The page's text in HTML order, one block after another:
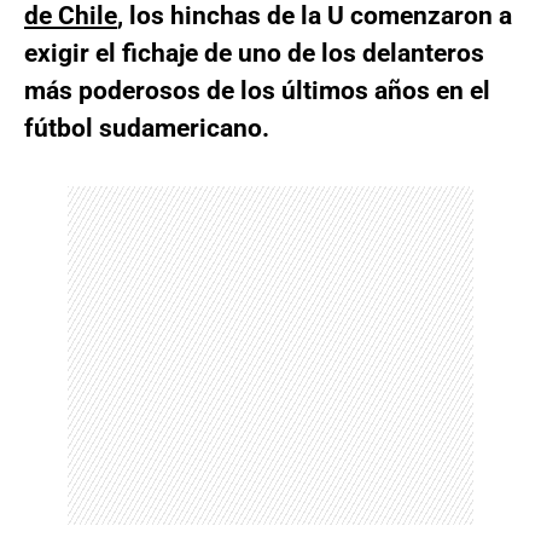
de Chile, los hinchas de la U comenzaron a
exigir el fichaje de uno de los delanteros
más poderosos de los últimos años en el
fútbol sudamericano.